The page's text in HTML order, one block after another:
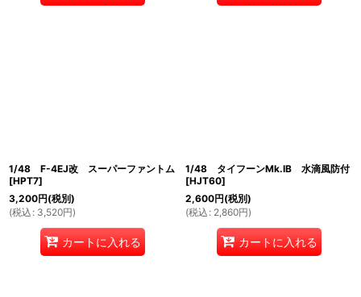
1/48 F-4EJ改 スーパーファントム
[HPT7]
3,200円(税別)
(税込 : 3,520円)
カートに入れる
1/48 タイフーンMk.IB 水滴風防付
[HJT60]
2,600円(税別)
(税込 : 2,860円)
カートに入れる